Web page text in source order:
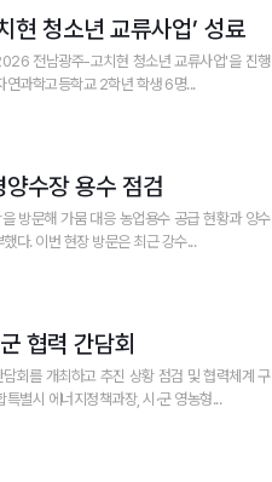
청소년 교류사업’ 성료
전남광주-고치현 청소년 교류사업'을 진행
밝혔다. 이번 교류에는 전남자연과학고등학교 2학년 학생 6명...
수장 용수 점검
방문해 가뭄 대응 농업용수 공급 현황과 양수
시설 가동 상태를 점검했다. 관계자들에게 차질 없는 용수 공급을 당부했다. 이번 현장 방문은 최근 강수...
협력 간담회
담회를 개최하고 추진 상황 점검 및 협력체계 구
별시 에너지정책과장, 시·군 영농형...